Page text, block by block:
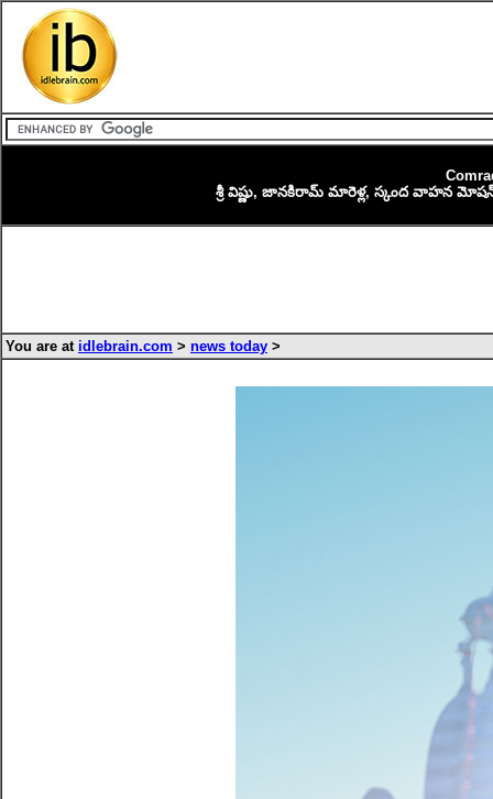
శ్రీ విష్ణు, జానకిరామ్ మారెళ్ల, స్కంద వాహన
You are at idlebrain.com > news today >